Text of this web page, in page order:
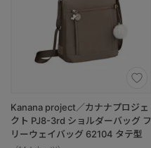
Kanana project／カナナプロジェ
クト PJ8-3rd ショルダーバッグ フ
リーウェイバッグ 62104 タテ型